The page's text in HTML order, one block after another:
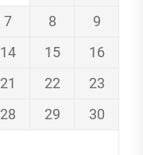
7 8
9
14 15
16
21 22
23
28 29
30